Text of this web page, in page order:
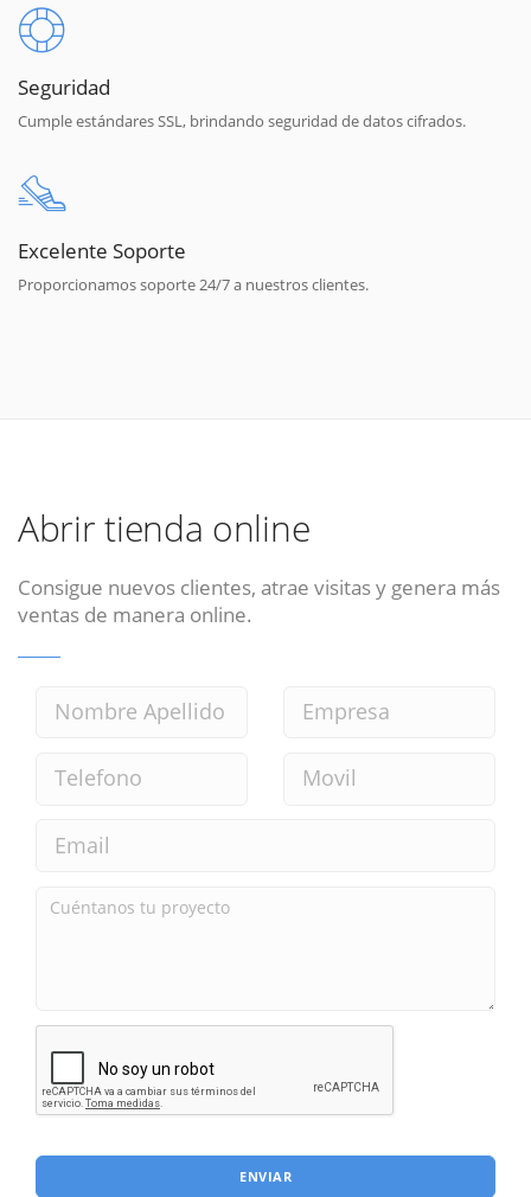
Seguridad
Cumple estándares SSL, brindando seguridad de datos cifrados.
Excelente Soporte
Proporcionamos soporte 24/7 a nuestros clientes.
Abrir tienda online
Consigue nuevos clientes, atrae visitas y genera más
ventas de manera online.
ENVIAR